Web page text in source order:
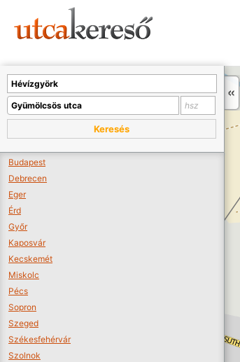
Keresés
Budapest
Debrecen
Eger
Érd
Győr
Kaposvár
Kecskemét
Miskolc
Pécs
Sopron
Szeged
Székesfehérvár
Szolnok
A térképet kicsinyíteni kell, hogy látszódjanak a boltok.
Boltok látszódjanak >>